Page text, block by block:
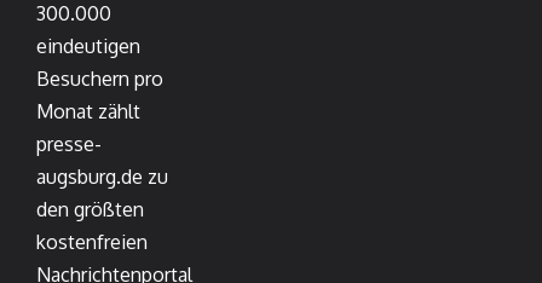
300.000
eindeutigen
Besuchern pro
Monat zählt
presse-
augsburg.de zu
den größten
kostenfreien
Nachrichtenportal